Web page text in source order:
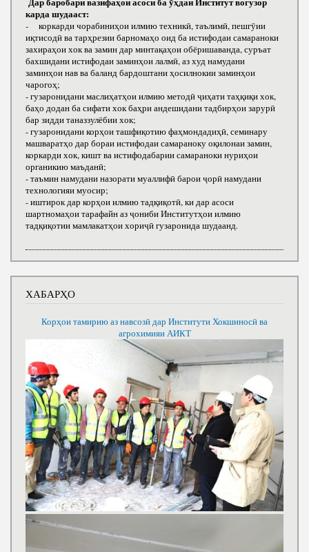
карда шудааст:
- коркарди чорабиниҳои илмию техникӣ, таълимӣ, пешгӯии
иқтисодӣ ва тарҳрезии барномаҳо оид ба истифодаи самараноки
захираҳои хок ва замин дар минтақаҳои обёришаванда, суръат
бахшидани истифодаи заминҳои лалмӣ, аз худ намудани
заминҳои нав ва баланд бардоштани ҳосилнокии заминҳои
чарогоҳ;
- гузаронидани маслиҳатҳои илмию методӣ ҷиҳати таҳқиқи хок,
баҳо додан ба сифати хок баҳри андешидани тадбирҳои зарурӣ
бар зидди таназзулёбии хок;
- гузаронидани корҳои ташфиқотию фаҳмондадиҳӣ, семинару
машваратҳо дар бораи истифодаи самараноку оқилонаи замин,
коркарди хок, кишт ва истифодабарии самараноки нуриҳои
органикию маъданӣ;
- таъмин намудани назорати муаллифӣ барои ҷорӣ намудани
технологияи муосир;
- иштирок дар корҳои илмию тадқиқотӣ, ки дар асоси
шартномаҳои тарафайн аз ҷониби Институтҳои илмию
тадқиқотии мамлакатҳои хориҷӣ гузаронида шудаанд.
ХАБАРҲО
Корҳои тамирию аз навсозӣ дар Институти Хокшиносӣ ва
агрохимияи АИКТ